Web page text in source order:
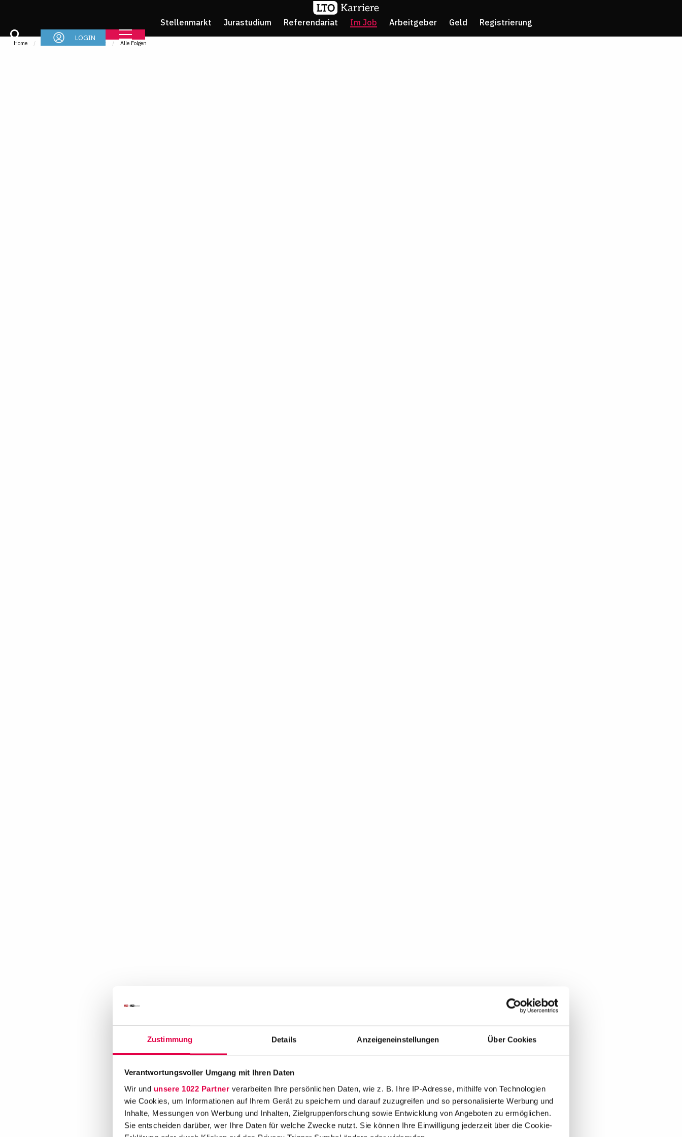
Zustimmung Details Anzeigeneinstellungen Über Cookies
Verantwortungsvoller Umgang mit Ihren Daten
Wir und unsere 1022 Partner verarbeiten Ihre persönlichen Daten, wie z. B. Ihre IP-Adresse, mithilfe von Technologien
wie Cookies, um Informationen auf Ihrem Gerät zu speichern und darauf zuzugreifen und so personalisierte Werbung und
Inhalte, Messungen von Werbung und Inhalten, Zielgruppenforschung sowie Entwicklung von Angeboten zu ermöglichen.
Sie entscheiden darüber, wer Ihre Daten für welche Zwecke nutzt. Sie können Ihre Einwilligung jederzeit über die Cookie-
Stellenmarkt Jurastudium Referendariat Im Job Arbeitgeber Geld Registrierung
LOGIN
Home Im Job IMR-Podcast Alle Folgen